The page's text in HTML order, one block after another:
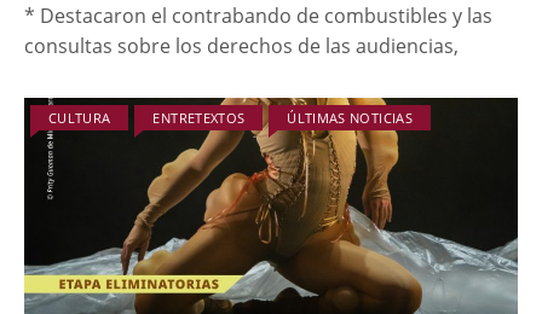
* Destacaron el contrabando de combustibles y las
consultas sobre los derechos de las audiencias,
CULTURA ENTRETEXTOS ÚLTIMAS NOTICIAS